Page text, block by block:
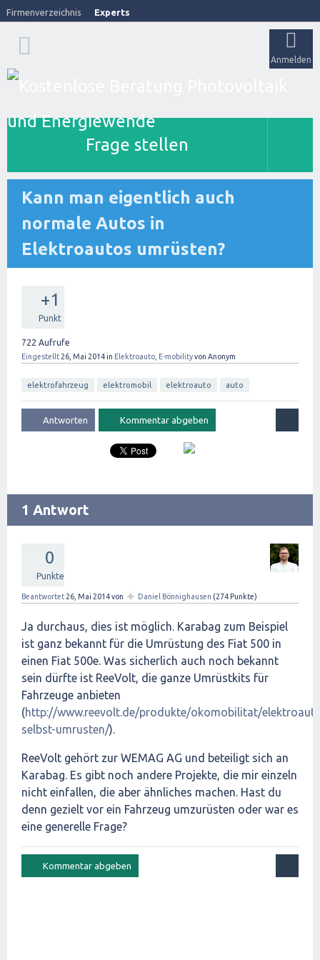
Firmenverzeichnis Experts
Anmelden
Frage stellen
Kann man eigentlich auch
normale Autos in
Elektroautos umrüsten?
+1
Punkt
722 Aufrufe
Eingestellt 26, Mai 2014in Elektroauto, E-mobilityvon Anonym
elektrofahrzeug elektromobil elektroauto auto
1 Antwort
0
Punkte
Beantwortet 26, Mai 2014von ✦ Daniel Bönnighausen (274 Punkte)
Ja durchaus, dies ist möglich. Karabag zum Beispiel
ist ganz bekannt für die Umrüstung des Fiat 500 in
einen Fiat 500e. Was sicherlich auch noch bekannt
sein dürfte ist ReeVolt, die ganze Umrüstkits für
Fahrzeuge anbieten
(http://www.reevolt.de/produkte/okomobilitat/
selbst-umrusten/).
ReeVolt gehört zur WEMAG AG und beteiligt sich an
Karabag. Es gibt noch andere Projekte, die mir einzeln
nicht einfallen, die aber ähnliches machen. Hast du
denn gezielt vor ein Fahrzeug umzurüsten oder war es
eine generelle Frage?